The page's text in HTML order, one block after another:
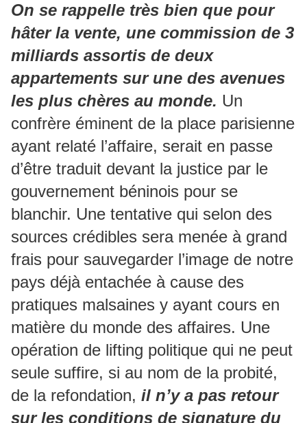
On se rappelle très bien que pour
hâter la vente, une commission de 3
milliards assortis de deux
appartements sur une des avenues
les plus chères au monde. Un
confrère éminent de la place parisienne
ayant relaté l’affaire, serait en passe
d’être traduit devant la justice par le
gouvernement béninois pour se
blanchir. Une tentative qui selon des
sources crédibles sera menée à grand
frais pour sauvegarder l’image de notre
pays déjà entachée à cause des
pratiques malsaines y ayant cours en
matière du monde des affaires. Une
opération de lifting politique qui ne peut
seule suffire, si au nom de la probité,
de la refondation, il n’y a pas retour
sur les conditions de signature du